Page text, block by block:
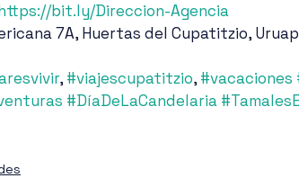
bit.ly/Direccion-Agencia
7A, Huertas del Cupatitzio,
, #viajescupatitzio, #vacaciones
#DíaDeLaCandelaria